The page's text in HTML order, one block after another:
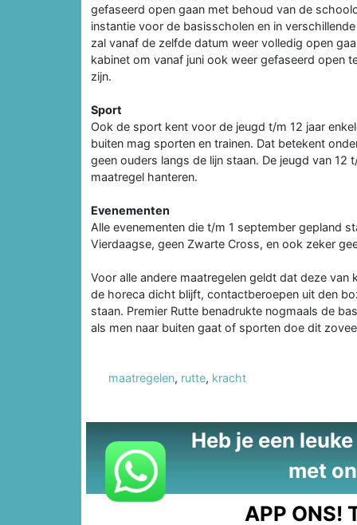
gefaseerd open gaan met behoud van de
instantie voor de basisscholen en in
zal vanaf de zelfde datum weer volledig open
kabinet om vanaf juni ook weer gefaseerd open
zijn.
Sport
Ook de sport kent voor de jeugd t/m 12 jaar
buiten mag sporten en trainen. Dat betekent
geen ouders langs de lijn staan. De jeugd van
maatregel hanteren.
Evenementen
Alle evenementen die t/m 1 september gepland
Vierdaagse, geen Zwarte Cross, en ook zeker
Voor alle andere maatregelen geldt dat deze
de horeca dicht blijft, contactberoepen uit den
staan. Premier Rutte benadrukte nogmaals de
als men naar buiten gaat of sporten doe dit
maatregelen, rutte, kracht
Heb je een
met
APP ONS!